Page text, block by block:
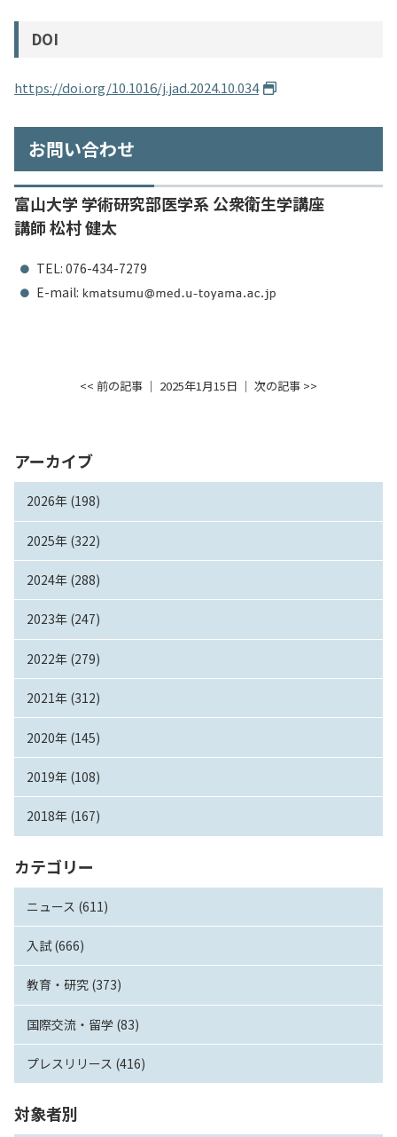
アーカイブ
2026年 (198)
2025年 (322)
2024年 (288)
2023年 (247)
2022年 (279)
2021年 (312)
2020年 (145)
2019年 (108)
2018年 (167)
カテゴリー
ニュース (611)
入試 (666)
教育・研究 (373)
国際交流・留学 (83)
プレスリリース (416)
対象者別
DOI
https://doi.org/10.1016/j.jad.2024.10.034
お問い合わせ
富山大学 学術研究部医学系 公衆衛生学講座
講師 松村 健太
TEL: 076-434-7279
E-mail:
<< 前の記事 │ 2025年1月15日 │ 次の記事 >>